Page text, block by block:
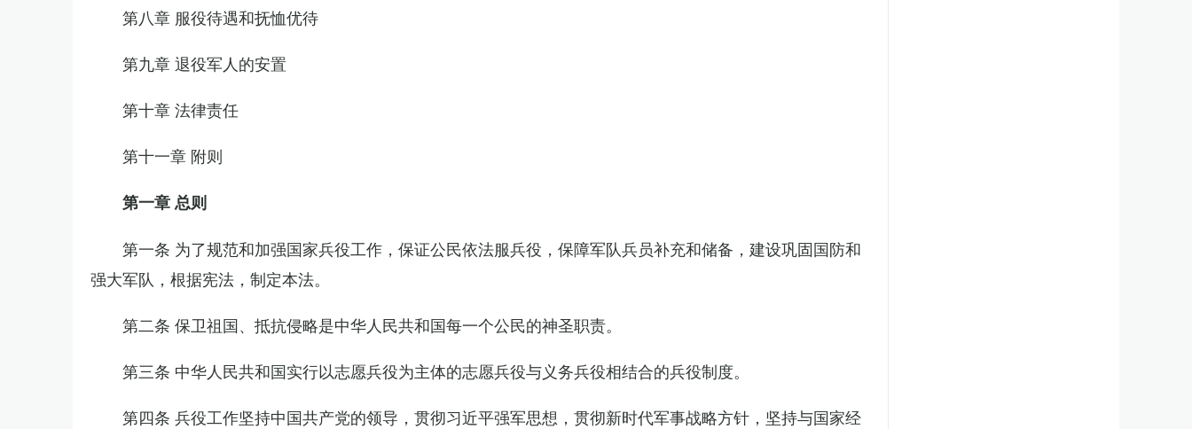
第八章 服役待遇和抚恤优待
第九章 退役军人的安置
第十章 法律责任
第十一章 附则
第一章 总则
第一条 为了规范和加强国家兵役工作，保证公民依法服兵役，保障军队兵员补充和储备，建设巩固国防和
强大军队，根据宪法，制定本法。
第二条 保卫祖国、抵抗侵略是中华人民共和国每一个公民的神圣职责。
第三条 中华人民共和国实行以志愿兵役为主体的志愿兵役与义务兵役相结合的兵役制度。
第四条 兵役工作坚持中国共产党的领导，贯彻习近平强军思想，贯彻新时代军事战略方针，坚持与国家经